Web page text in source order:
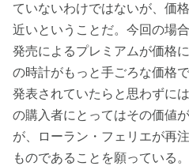
ていないわけではないが、価
近いということだ。今回の場
発売によるプレミアムが価格
の時計がもっと手ごろな価格
発表されていたらと思わずに
の購入者にとってはその価値
が、ローラン・フェリエが再
ものであることを願っている。